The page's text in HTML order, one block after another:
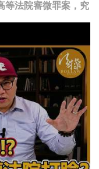
等法院審微罪案，究